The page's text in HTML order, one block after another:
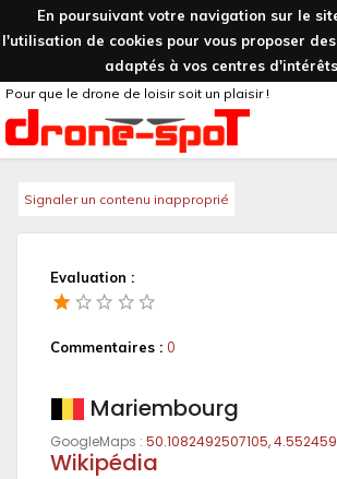
En poursuivant votre navigation sur le
l'utilisation de cookies pour vous proposer
adaptés à vos centres
Pour que le drone de loisir soit un plaisir !
Signaler un contenu inapproprié
Evaluation :
Commentaires : 0
Mariembourg
GoogleMaps : 50.1082492507105,
Wikipédia